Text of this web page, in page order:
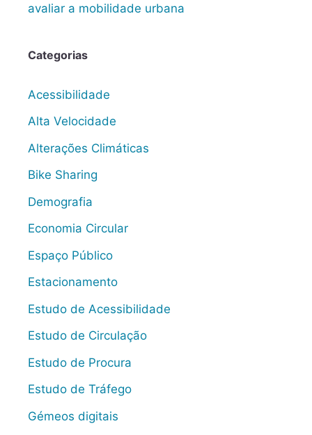
avaliar a mobilidade urbana
Categorias
Acessibilidade
Alta Velocidade
Alterações Climáticas
Bike Sharing
Demografia
Economia Circular
Espaço Público
Estacionamento
Estudo de Acessibilidade
Estudo de Circulação
Estudo de Procura
Estudo de Tráfego
Gémeos digitais